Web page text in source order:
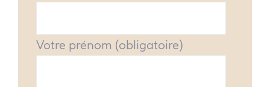
Votre prénom (obligatoire)